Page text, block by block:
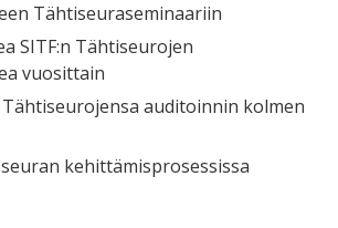
Tähtiseuraseminaariin
SITF:n Tähtiseurojen
vuosittain
auditoinnin kolmen
kehittämisprosessissa